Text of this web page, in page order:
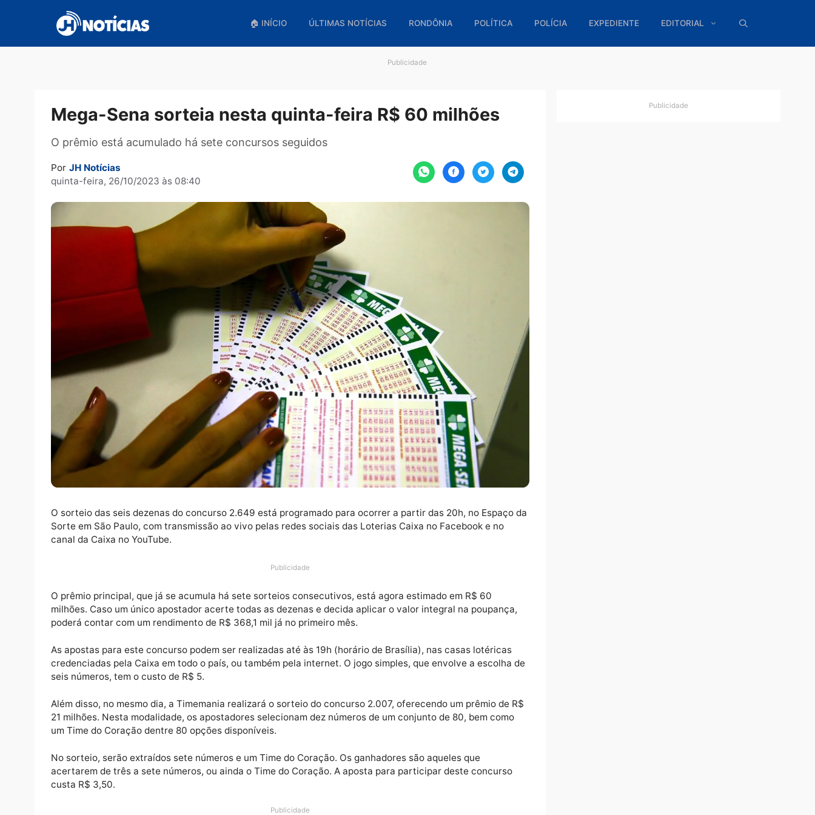
conteúdo
🏠 INÍCIO ÚLTIMAS NOTÍCIAS RONDÔNIA POLÍTICA POLÍCIA EXPEDIENTE EDITORIAL
Mega-Sena sorteia nesta quinta-feira R$ 60 milhões
Por JH Notícias
quinta-feira, 26/10/2023 às 08:40
O sorteio das seis dezenas do concurso 2.649 está programado para ocorrer a partir das 20h, no Espaço da
canal da Caixa no YouTube.
O prêmio principal, que já se acumula há sete sorteios consecutivos, está agora estimado em R$ 60
milhões. Caso um único apostador acerte todas as dezenas e decida aplicar o valor integral na poupança,
As apostas para este concurso podem ser realizadas até às 19h (horário de Brasília), nas casas lotéricas
credenciadas pela Caixa em todo o país, ou também pela internet. O jogo simples, que envolve a escolha de
seis números, tem o custo de R$ 5.
Além disso, no mesmo dia, a Timemania realizará o sorteio do concurso 2.007, oferecendo um prêmio de R$
um Time do Coração dentre 80 opções disponíveis.